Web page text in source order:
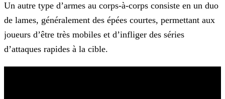
Un autre type d’armes au corps-à-corps consiste en un duo
de lames, généralement des épées courtes, permettant aux
joueurs d’être très mobiles et d’infliger des séries
d’attaques rapides à la cible.